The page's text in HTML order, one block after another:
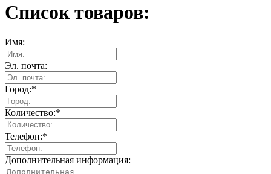
Список товаров:
Имя:
Эл. почта:
Город:*
Количество:*
Телефон:*
Дополнительная информация: